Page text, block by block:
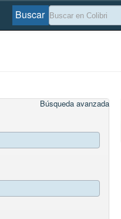
Buscar
Búsqueda avanzada